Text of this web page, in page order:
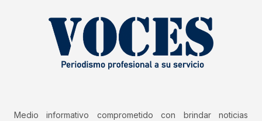
Medio informativo comprometido con brindar noticias